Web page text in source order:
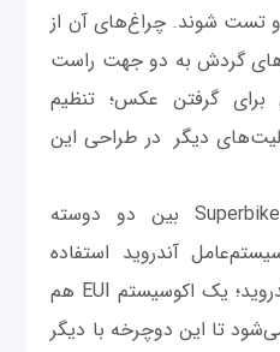
تست شوند. چراغ‌های آن از
گردش به دو جهت راست
گرفتن عکس؛ تنظیم
دیگر در طراحی این
تاچ اسکرین 4 اینچی Superbike‌ بین دو دوسته
آندروید استفاده
می‌کند. هم‌چنین در کنار آندروید؛ یک اکوسیستم EUI هم
تا این دوچرخه با دیگر